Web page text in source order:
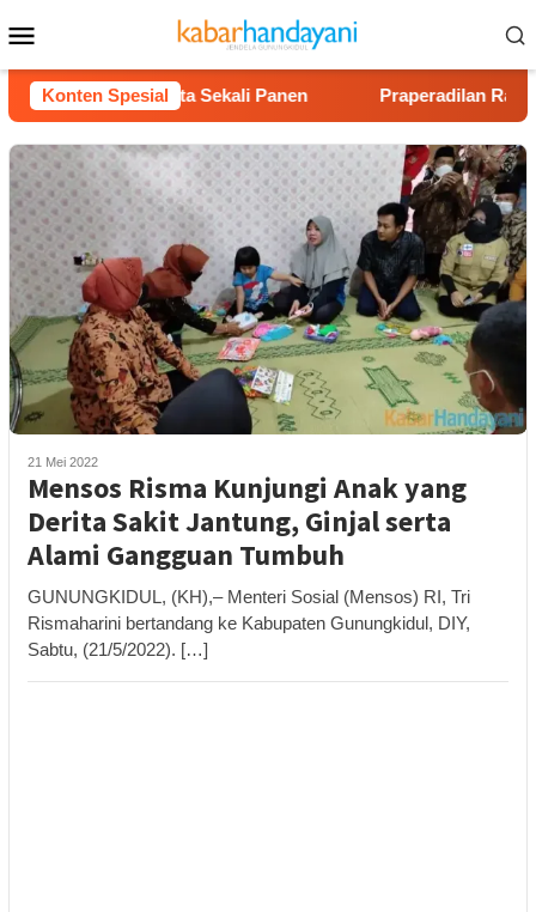
ke
kontenMobile
Konten Spesial
Rp40 Juta Sekali Panen Praperadilan Raudi
21 Mei 2022
Mensos Risma Kunjungi Anak yang
Derita Sakit Jantung, Ginjal serta
Alami Gangguan Tumbuh
GUNUNGKIDUL, (KH),– Menteri Sosial (Mensos) RI, Tri
Rismaharini bertandang ke Kabupaten Gunungkidul, DIY,
Sabtu, (21/5/2022). […]